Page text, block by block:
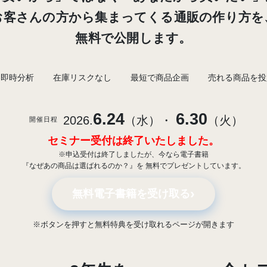
客さんの方から集まってくる通販の作り方を
無料で公開します。
時分析 在庫リスクなし 最短で商品企画 売れる商品を
開催日程 2026.6.24 （水）・ 6.30 （火）
セミナー受付は終了いたしました。
※申込受付は終了しましたが、今なら電子書籍
『なぜあの商品は選ばれるのか？』を 無料でプレゼントしています。
無料電子書籍を受け取る ›
※ボタンを押すと無料特典を受け取れるページが開きます